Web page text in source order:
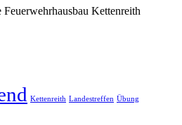
Kettenreith
Kettenreith Landestreffen Übung